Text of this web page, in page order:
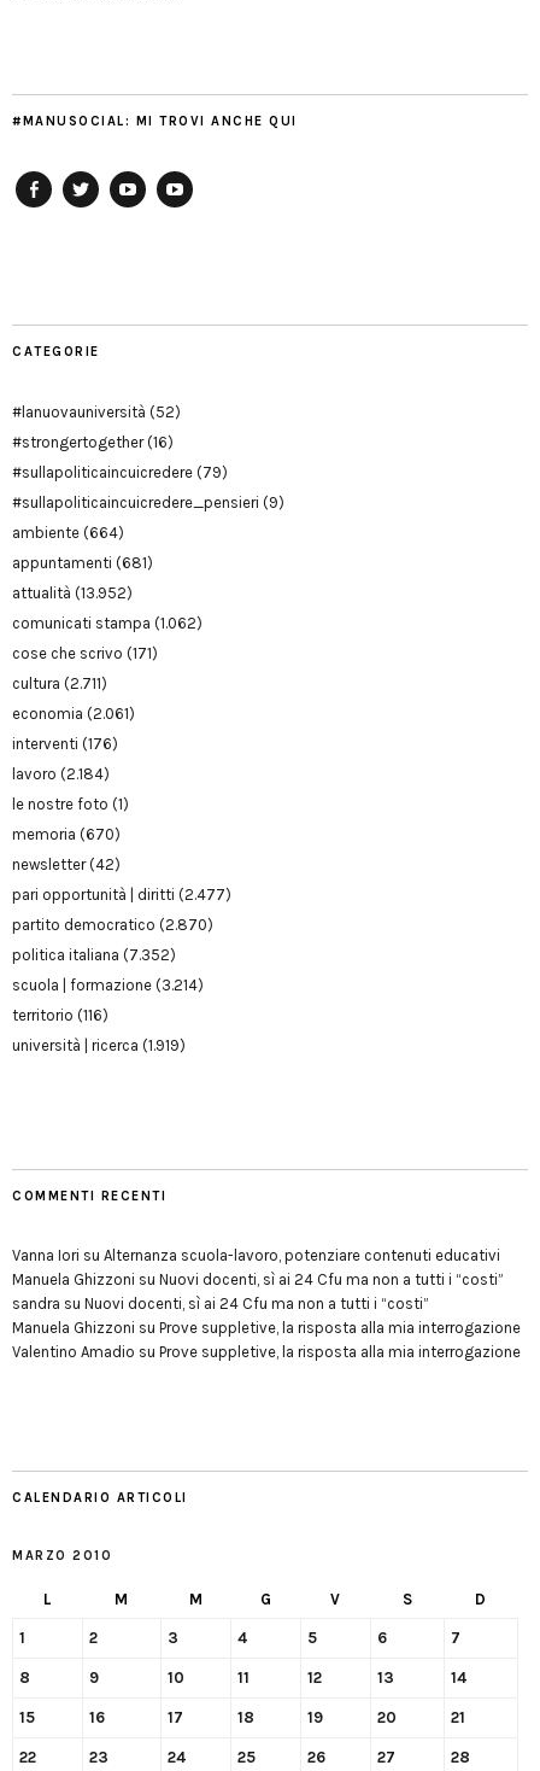
#MANUSOCIAL: MI TROVI ANCHE QUI
CATEGORIE
#lanuovauniversità (52)
#strongertogether(16)
#sullapoliticaincuicredere (79)
#sullapoliticaincuicredere_pensieri (9)
ambiente (664)
appuntamenti (681)
attualità (13.952)
comunicati stampa (1.062)
cose che scrivo (171)
cultura (2.711)
economia (2.061)
interventi (176)
lavoro (2.184)
le nostre foto (1)
memoria (670)
newsletter(42)
pari opportunità | diritti (2.477)
partito democratico (2.870)
politica italiana (7.352)
scuola | formazione (3.214)
territorio (116)
università | ricerca (1.919)
COMMENTI RECENTI
Vanna Iori su Alternanza scuola-lavoro, potenziare contenuti educativi
Manuela Ghizzoni su Nuovi docenti, sì ai 24 Cfu ma non a tutti i “costi”
sandra su Nuovi docenti, sì ai 24 Cfu ma non a tutti i “costi”
Manuela Ghizzoni su Prove suppletive, la risposta alla mia interrogazione
Valentino Amadio su Prove suppletive, la risposta alla mia interrogazione
CALENDARIO ARTICOLI
MARZO 2010
L M M G V S D
1 2 3 4 5 6 7
8 9 10 11 12 13 14
15 16 17 18 19 20 21
22 23 24 25 26 27 28